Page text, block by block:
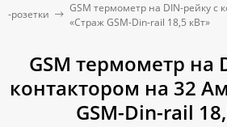
розетки
GSM термометр на DIN-рейку с
«Страж GSM-Din-rail 18,5 кВт»
GSM термометр на
контактором на 32
GSM-Din-rail